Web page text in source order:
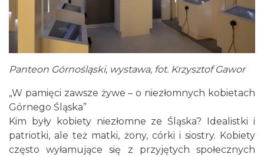
Panteon Górnośląski, wystawa, fot. Krzysztof Gawor
„W pamięci zawsze żywe – o niezłomnych kobietach
Górnego Śląska”
Kim były kobiety niezłomne ze Śląska? Idealistki i
patriotki, ale też matki, żony, córki i siostry. Kobiety
często wyłamujące się z przyjętych społecznych